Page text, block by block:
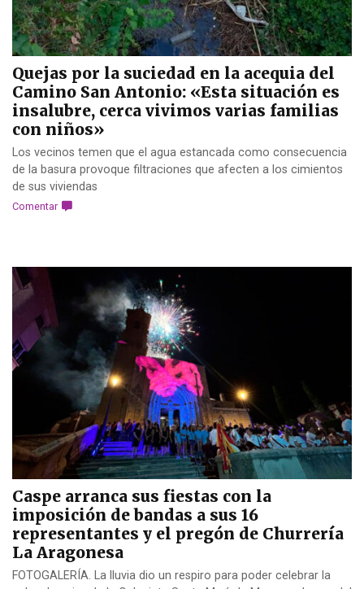
Quejas por la suciedad en la acequia del
Camino San Antonio: «Esta situación es
insalubre, cerca vivimos varias familias
con niños»
Los vecinos temen que el agua estancada como consecuencia
de la basura provoque filtraciones que afecten a los cimientos
de sus viviendas
Comentar
Caspe arranca sus fiestas con la
imposición de bandas a sus 16
representantes y el pregón de Churrería
La Aragonesa
FOTOGALERÍA. La lluvia dio un respiro para poder celebrar la